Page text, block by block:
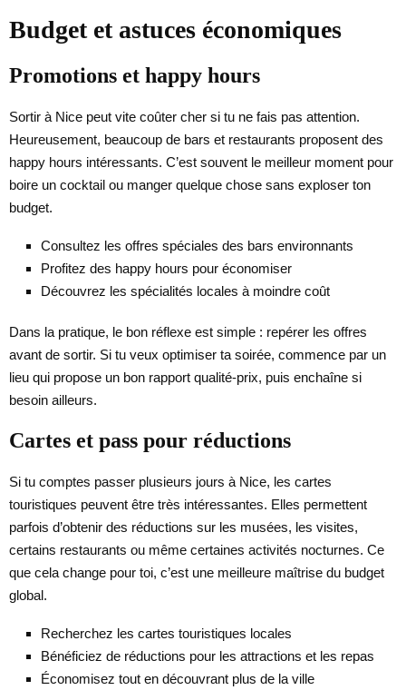
Budget et astuces économiques
Promotions et happy hours
Sortir à Nice peut vite coûter cher si tu ne fais pas attention.
Heureusement, beaucoup de bars et restaurants proposent des
happy hours intéressants. C’est souvent le meilleur moment pour
boire un cocktail ou manger quelque chose sans exploser ton
budget.
Consultez les offres spéciales des bars environnants
Profitez des happy hours pour économiser
Découvrez les spécialités locales à moindre coût
Dans la pratique, le bon réflexe est simple : repérer les offres
avant de sortir. Si tu veux optimiser ta soirée, commence par un
lieu qui propose un bon rapport qualité-prix, puis enchaîne si
besoin ailleurs.
Cartes et pass pour réductions
Si tu comptes passer plusieurs jours à Nice, les cartes
touristiques peuvent être très intéressantes. Elles permettent
parfois d’obtenir des réductions sur les musées, les visites,
certains restaurants ou même certaines activités nocturnes. Ce
que cela change pour toi, c’est une meilleure maîtrise du budget
global.
Recherchez les cartes touristiques locales
Bénéficiez de réductions pour les attractions et les repas
Économisez tout en découvrant plus de la ville